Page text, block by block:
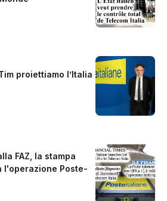
proiettiamo l’Italia
FAZ, la stampa
l'operazione Poste-